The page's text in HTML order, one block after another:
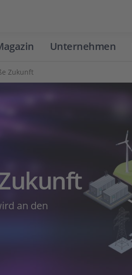
Unternehmen
Zukunft
an den